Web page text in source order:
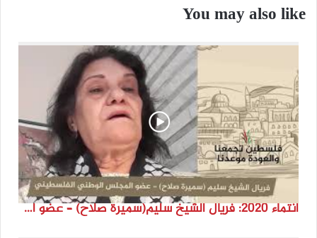
You may also like
انتماء 2020: فريال الشيخ سليم(سميرة صلاح) – عضو المجلس الوطني الفلسطيني – لبنان